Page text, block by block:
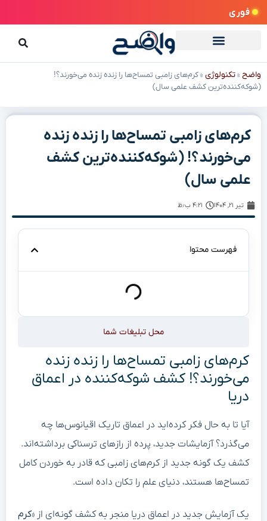
فوری
واضح »تکنولوژی »کرم‌های زامبی تمساح‌ها را زنده زنده می‌خورند؟!
(شوکه‌کننده‌ترین کشف علمی سال)
کرم‌های زامبی تمساح‌ها را زنده زنده
می‌خورند؟! (شوکه‌کننده‌ترین کشف
علمی سال)
تیر ۲۱, ۱۴۰۴ ۴:۲۱ ب٫ظ
فهرست محتوا
محل تبلیغات شما
کرم‌های زامبی تمساح‌ها را زنده زنده
می‌خورند؟! کشف شوکه‌کننده در اعماق
دریا
آیا تا به حال فکر کرده‌اید در اعماق تاریک اقیانوس‌ها چه
می‌گذرد؟ آزمایشات جدید، پرده از رازهای ترسناکی برداشته‌اند.
کشف یک گونه جدید از کرم‌های زامبی که قادر به خوردن کامل
تمساح‌ها هستند، دنیای علم را تکان داده است.
یک آزمایش جدید در اعماق دریا منجر به کشف گونه‌ای از «کرم